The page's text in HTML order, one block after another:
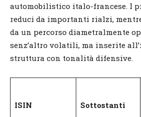
automobilistico italo-francese. I
reduci da importanti rialzi,
da un percorso diametralmente
senz’altro volatili, ma inserite
struttura con tonalità difensive.
ISIN Sottostanti